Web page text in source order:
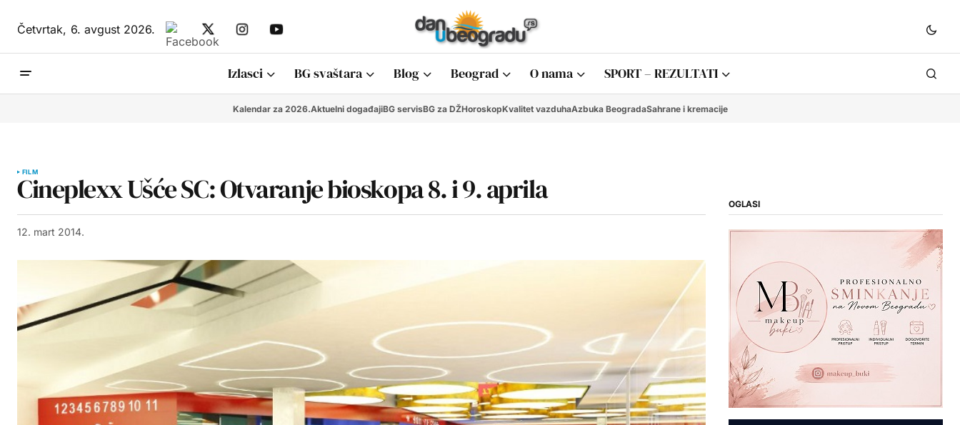
Četvrtak,6. avgust 2026.
Izlasci BG svaštara Blog Beograd O nama SPORT – REZULTATI
Kalendar za 2026.Aktuelni događajiBG servisBG za DŽHoroskopKvalitet vazduhaAzbuka BeogradaSahrane i kremacije
FILM
Cineplexx Ušće SC: Otvaranje bioskopa 8. i 9. aprila
12. mart 2014.
OGLASI